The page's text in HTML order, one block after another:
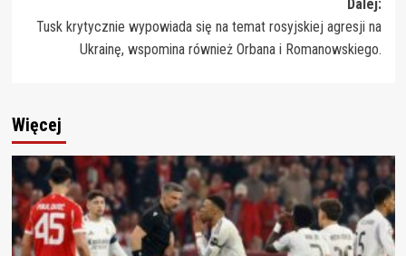
Dalej:
Tusk krytycznie wypowiada się na temat rosyjskiej agresji na
Ukrainę, wspomina również Orbana i Romanowskiego.
Więcej